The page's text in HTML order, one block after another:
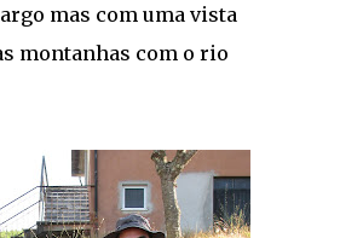
mas com uma vista
montanhas com o rio